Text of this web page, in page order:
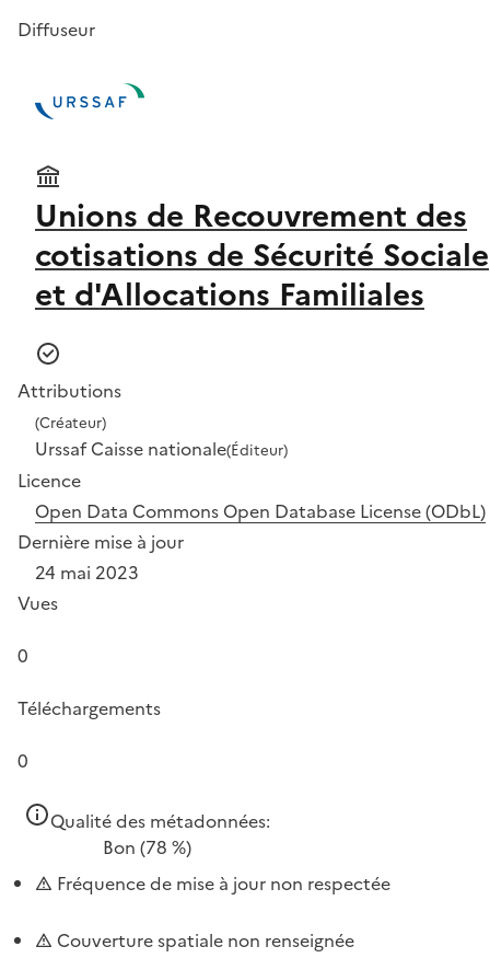
Diffuseur
Unions de Recouvrement des
cotisations de Sécurité Sociale
et d'Allocations Familiales
Attributions
(Créateur)
Urssaf Caisse nationale(Éditeur)
Licence
Open Data Commons Open Database License (ODbL)
Dernière mise à jour
24 mai 2023
Vues
0
Téléchargements
0
Qualité des métadonnées:
Bon (78 %)
Fréquence de mise à jour non respectée
Couverture spatiale non renseignée